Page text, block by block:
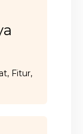
Fitur,